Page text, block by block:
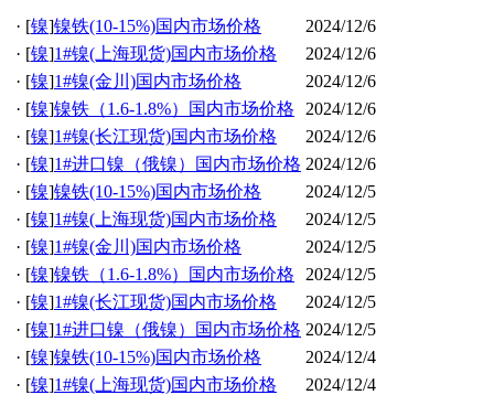
· [镍]镍铁(10-15%)国内市场价格
2024/12/6
· [镍]1#镍(上海现货)国内市场价格
2024/12/6
· [镍]1#镍(金川)国内市场价格
2024/12/6
· [镍]镍铁（1.6-1.8%）国内市场价格
2024/12/6
· [镍]1#镍(长江现货)国内市场价格
2024/12/6
· [镍]1#进口镍（俄镍）国内市场价格 2024/12/6
· [镍]镍铁(10-15%)国内市场价格
2024/12/5
· [镍]1#镍(上海现货)国内市场价格
2024/12/5
· [镍]1#镍(金川)国内市场价格
2024/12/5
· [镍]镍铁（1.6-1.8%）国内市场价格
2024/12/5
· [镍]1#镍(长江现货)国内市场价格
2024/12/5
· [镍]1#进口镍（俄镍）国内市场价格 2024/12/5
· [镍]镍铁(10-15%)国内市场价格
2024/12/4
· [镍]1#镍(上海现货)国内市场价格
2024/12/4